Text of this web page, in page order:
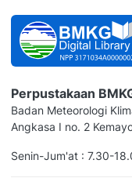
Perpustakaan
Badan Meteorologi
Angkasa I no. 2
Senin-Jum'at : 7.30-